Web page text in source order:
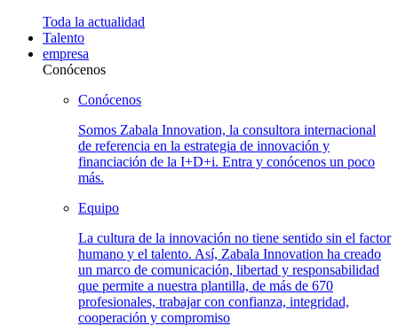
Toda la actualidad
Talento
empresa
Conócenos
Conócenos
Somos Zabala Innovation, la consultora internacional
de referencia en la estrategia de innovación y
financiación de la I+D+i. Entra y conócenos un poco
más.
Equipo
La cultura de la innovación no tiene sentido sin el factor
humano y el talento. Así, Zabala Innovation ha creado
un marco de comunicación, libertad y responsabilidad
que permite a nuestra plantilla, de más de 670
profesionales, trabajar con confianza, integridad,
cooperación y compromiso